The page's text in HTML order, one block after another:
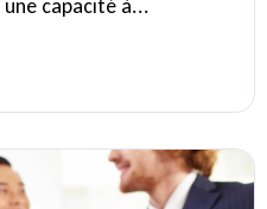
capacité à...